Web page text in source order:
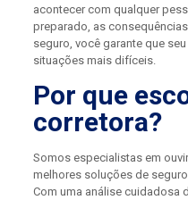
acontecer com qualquer
preparado, as
seguro, você garante que
situações mais difíceis.
Por que
corretora?
Somos especialistas em
melhores soluções de
Com uma análise cuidadosa